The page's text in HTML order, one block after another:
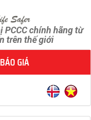
PCCC chính hãng từ
trên thế giới
GIÁ